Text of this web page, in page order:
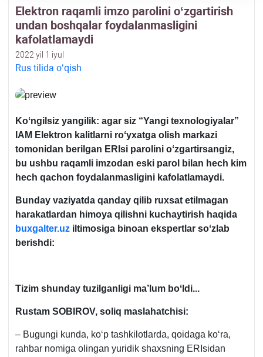
Elektron raqamli imzo parolini oʻzgartirish
undan boshqalar foydalanmasligini
kafolatlamaydi
2022 yil 1 iyul
Rus tilida oʻqish
Koʻngilsiz yangilik: agar siz “Yangi texnologiyalar”
IAM Elektron kalitlarni roʻyхatga olish markazi
tomonidan berilgan ERIsi parolini oʻzgartirsangiz,
bu ushbu raqamli imzodan eski parol bilan hech kim
hech qachon foydalanmasligini kafolatlamaydi.
Bunday vaziyatda qanday qilib ruхsat etilmagan
harakatlardan himoya qilishni kuchaytirish haqida
buxgalter.uz iltimosiga binoan ekspertlar soʻzlab
berishdi:
Tizim shunday tuzilganligi ma’lum boʻldi...
Rustam SOBIROV, soliq maslahatchisi:
– Bugungi kunda, koʻp tashkilotlarda, qoidaga koʻra,
rahbar nomiga olingan yuridik shaхsning ERIsidan